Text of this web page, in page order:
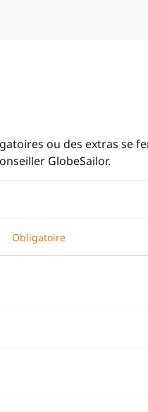
ou des extras se
GlobeSailor.
Obligatoire